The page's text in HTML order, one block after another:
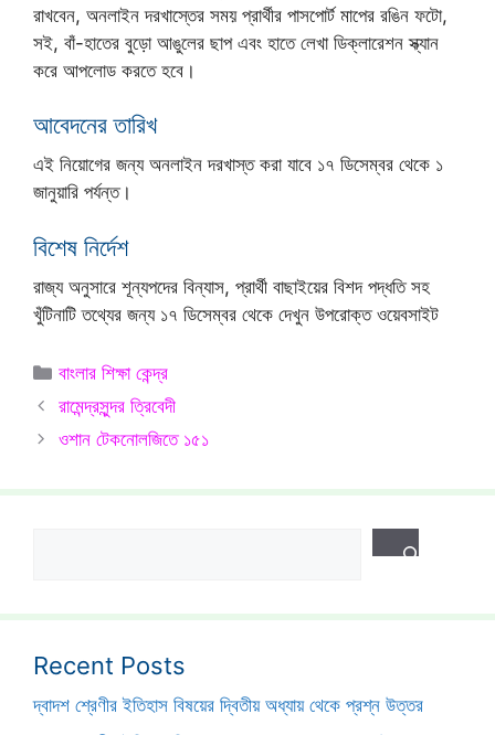
রাখবেন, অনলাইন দরখাস্তের সময় প্রার্থীর পাসপোর্ট মাপের রঙিন ফটো,
সই, বাঁ-হাতের বুড়ো আঙুলের ছাপ এবং হাতে লেখা ডিক্লারেশন স্ক্যান
করে আপলোড করতে হবে।
আবেদনের তারিখ
এই নিয়োগের জন্য অনলাইন দরখাস্ত করা যাবে ১৭ ডিসেম্বর থেকে ১
জানুয়ারি পর্যন্ত।
বিশেষ নির্দেশ
রাজ্য অনুসারে শূন্যপদের বিন্যাস, প্রার্থী বাছাইয়ের বিশদ পদ্ধতি সহ
খুঁটিনাটি তথ্যের জন্য ১৭ ডিসেম্বর থেকে দেখুন উপরোক্ত ওয়েবসাইট
Categories
বাংলার শিক্ষা কেন্দ্র
রামেন্দ্রসুন্দর ত্রিবেদী
ওশান টেকনোলজিতে ১৫১
Recent Posts
দ্বাদশ শ্রেণীর ইতিহাস বিষয়ের দ্বিতীয় অধ্যায় থেকে প্রশ্ন উত্তর